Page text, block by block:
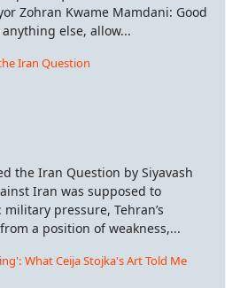
Zohran Kwame Mamdani: Good
else, allow...
Iran Question
the Iran Question by Siyavash
Iran was supposed to
pressure, Tehran’s
a position of weakness,...
What Ceija Stojka's Art Told Me